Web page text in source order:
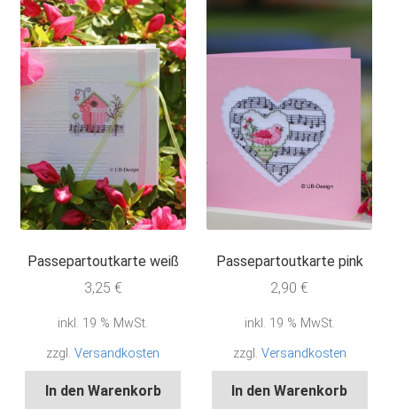
Passepartoutkarte weiß
3,25 €
inkl. 19 % MwSt.
zzgl.Versandkosten
In den Warenkorb
Passepartoutkarte pink
2,90€
inkl. 19 % MwSt.
zzgl. Versandkosten
In den Warenkorb